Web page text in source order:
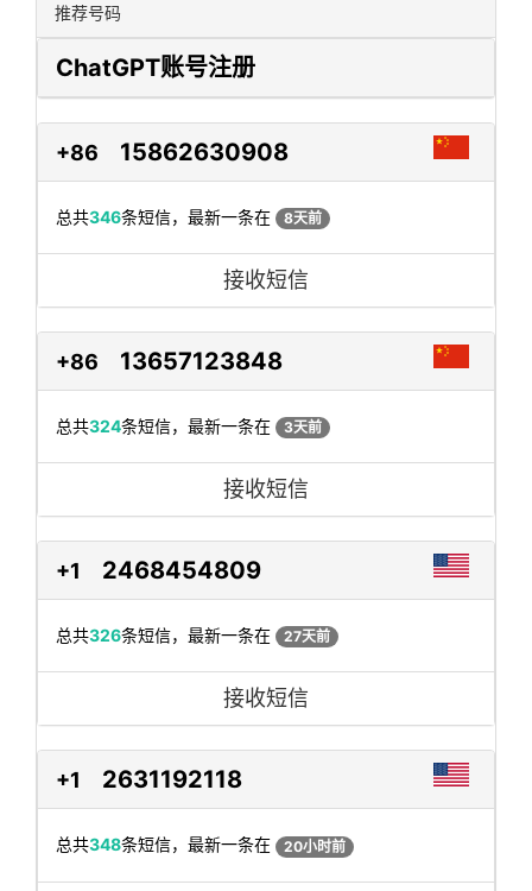
推荐号码
ChatGPT账号注册
+86 15862630908
总共346条短信，最新一条在 8天前
接收短信
+86 13657123848
总共324条短信，最新一条在 3天前
接收短信
+1 2468454809
总共326条短信，最新一条在 27天前
接收短信
+1 2631192118
总共348条短信，最新一条在 20小时前